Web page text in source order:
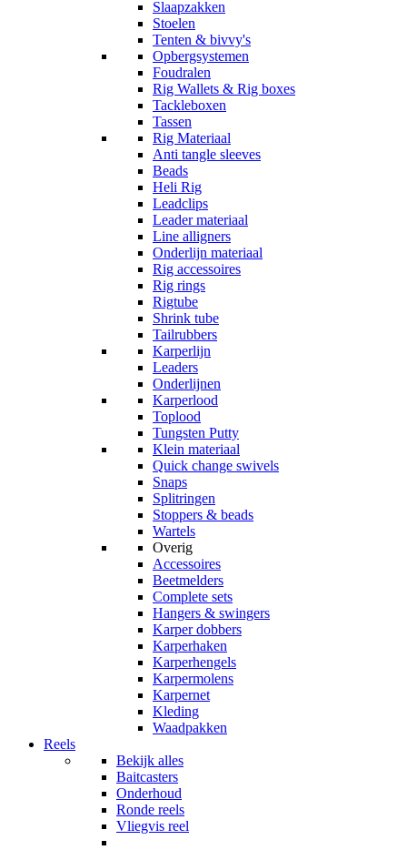
Slaapzakken
Stoelen
Tenten & bivvy's
Opbergsystemen
Foudralen
Rig Wallets & Rig boxes
Tackleboxen
Tassen
Rig Materiaal
Anti tangle sleeves
Beads
Heli Rig
Leadclips
Leader materiaal
Line alligners
Onderlijn materiaal
Rig accessoires
Rig rings
Rigtube
Shrink tube
Tailrubbers
Karperlijn
Leaders
Onderlijnen
Karperlood
Toplood
Tungsten Putty
Klein materiaal
Quick change swivels
Snaps
Splitringen
Stoppers & beads
Wartels
Overig
Accessoires
Beetmelders
Complete sets
Hangers & swingers
Karper dobbers
Karperhaken
Karperhengels
Karpermolens
Karpernet
Kleding
Waadpakken
Reels
Bekijk alles
Baitcasters
Onderhoud
Ronde reels
Vliegvis reel